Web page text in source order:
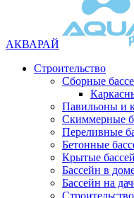
АКВАРАЙ
Строительство
Сборные
Павильоны и
Скиммерные
Переливные
Бетонные
Крытые
Бассейн в
Бассейн на